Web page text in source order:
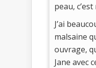
peau,
J’ai
malsaine
ouvrage,
Jane avec